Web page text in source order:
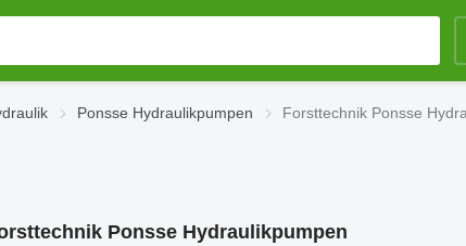
Ponsse Hydraulikpumpen Forsttechnik Ponsse
Ponsse Hydraulikpumpen